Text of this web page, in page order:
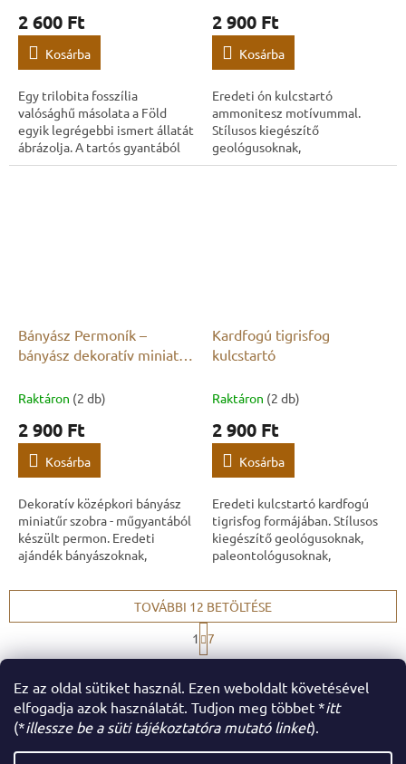
Ez az oldal sütiket használ. Ezen weboldalt követésével
elfogadja azok használatát. Tudjon meg többet *itt
(*illessze be a süti tájékoztatóra mutató linket).
2 600 Ft
Kosárba
Egy trilobita fosszília
valósághű másolata a Föld
egyik legrégebbi ismert állatát
ábrázolja. A tartós gyantából
készült, részletesen
2 900 Ft
Kosárba
Eredeti ón kulcstartó
ammonitesz motívummal.
Stílusos kiegészítő
geológusoknak,
paleontológusoknak,
Bányász Permoník –
bányász dekoratív miniatűr
Raktáron (2 db)
2 900 Ft
Kosárba
Dekoratív középkori bányász
miniatűr szobra - műgyantából
készült permon. Eredeti
ajándék bányászoknak,
ásványgyűjtőknek és a
szerelmeseinek.
Kardfogú tigrisfog
kulcstartó
Raktáron (2 db)
2 900 Ft
Kosárba
Eredeti kulcstartó kardfogú
tigrisfog formájában. Stílusos
kiegészítő geológusoknak,
paleontológusoknak,
őskori állatok szerelmeseinek.
L
s
t
a
r
TOVÁBBI 12 BETÖLTÉSE
L
a
p
z
á
s
1
7
összesen79termék
FEL